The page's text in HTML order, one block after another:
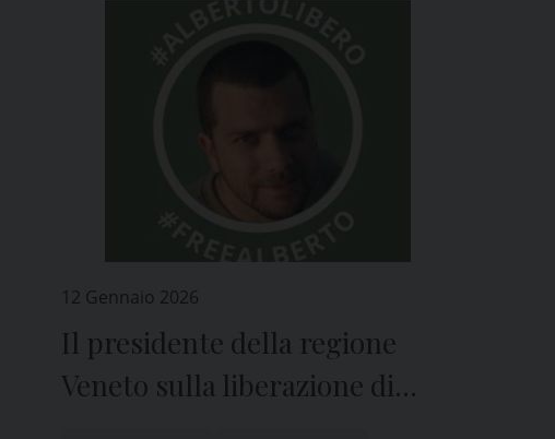
12 Gennaio 2026
Il presidente della regione
Veneto sulla liberazione di